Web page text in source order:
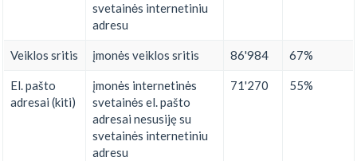
svetainės internetiniu
adresu
Veiklos sritis įmonės veiklos sritis 86'984 67%
El. pašto
adresai (kiti)
įmonės internetinės
svetainės el. pašto
adresai nesusiję su
svetainės internetiniu
adresu
71'270 55%